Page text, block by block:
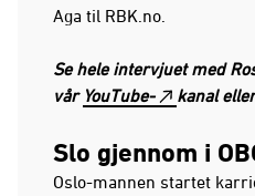
Aga til RBK.no.
Se hele intervjuet med
vår YouTube- kanal
Slo gjennom i
Oslo-mannen startet